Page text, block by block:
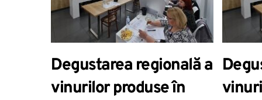
Degustarea regională a
vinurilor produse în